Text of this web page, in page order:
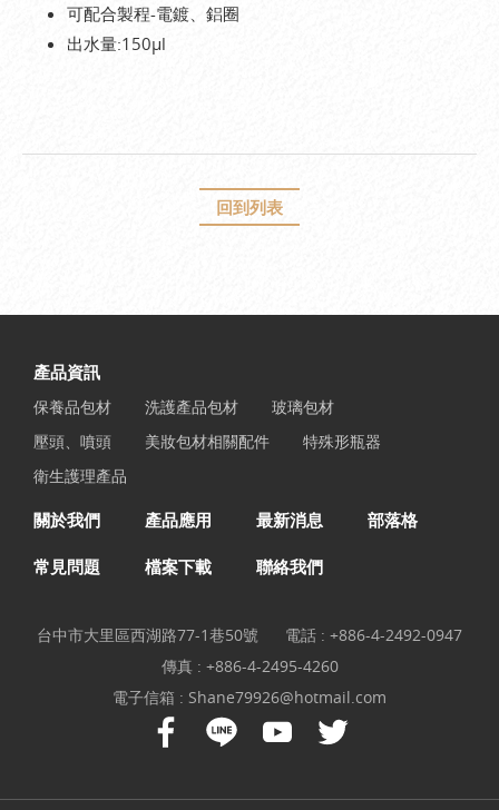
可配合製程-電鍍、鋁圈
出水量:150µl
回到列表
產品資訊
保養品包材 洗護產品包材
玻璃包材
壓頭、噴頭
美妝包材相關配件
特殊形瓶器
衛生護理產品
關於我們 產品應用 最新消息 部落格
常見問題 檔案下載 聯絡我們
台中市大里區西湖路77-1巷50號 電話 : +886-4-2492-0947
傳真 : +886-4-2495-4260
電子信箱 : Shane79926@hotmail.com